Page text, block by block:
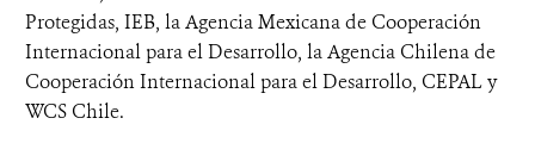
Protegidas, IEB, la Agencia Mexicana de Cooperación
Internacional para el Desarrollo, la Agencia Chilena de
Cooperación Internacional para el Desarrollo, CEPAL y
WCS Chile.